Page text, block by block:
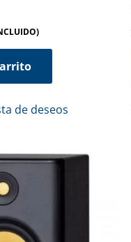
de deseos